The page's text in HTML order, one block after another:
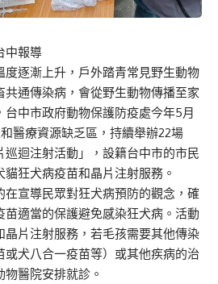
中報導
度逐漸上升，戶外踏青常見野生動物
通傳染病，會從野生動物傳播至家
中市政府動物保護防疫處今年5月
醫療資源缺乏區，持續舉辦22場
巡迴注射活動」，設籍台中市的市民
狂犬病疫苗和晶片注射服務。
宣導民眾對狂犬病預防的觀念，確
適當的保護避免感染狂犬病。活動
晶片注射服務，若毛孩需要其他傳染
犬八合一疫苗等）或其他疾病的治
醫院安排就診。